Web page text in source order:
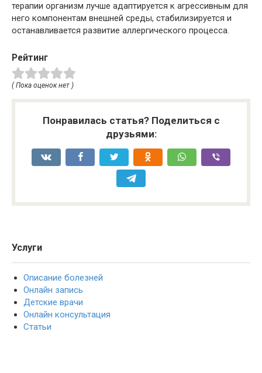
терапии организм лучше адаптируется к агрессивным для
него компонентам внешней среды, стабилизируется и
останавливается развитие аллергического процесса.
Рейтинг
( Пока оценок нет )
Понравилась статья? Поделиться с
друзьями:
Услуги
Описание болезней
Онлайн запись
Детские врачи
Онлайн консультация
Статьи